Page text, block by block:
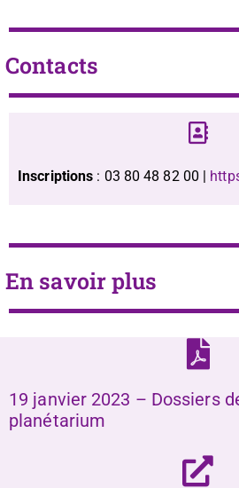
Contacts
Inscriptions : 03 80 48 82 00 |
En savoir plus
19 janvier 2023 – Dossiers
planétarium